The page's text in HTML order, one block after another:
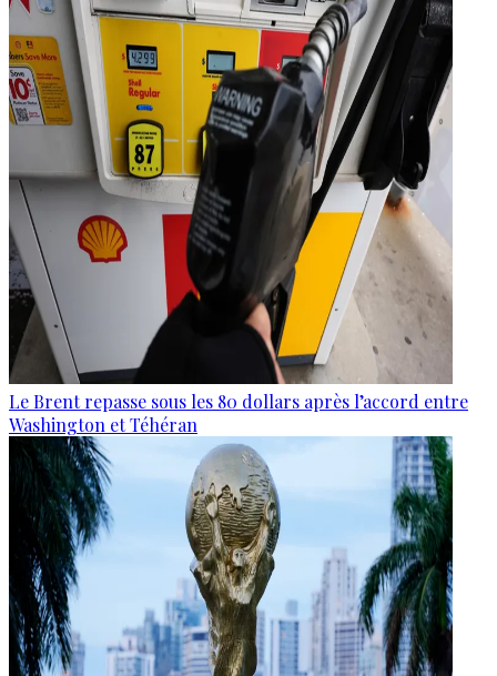
Le Brent repasse sous les 80 dollars après l’accord entre
Washington et Téhéran